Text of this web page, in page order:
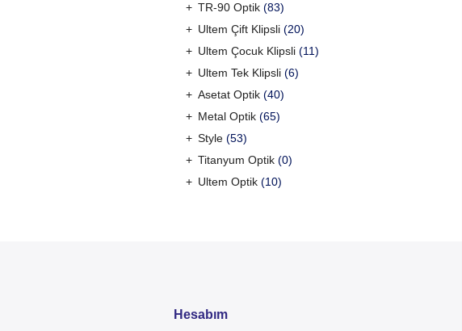
TR-90 Optik (83)
Ultem Çift Klipsli (20)
Ultem Çocuk Klipsli (11)
Ultem Tek Klipsli (6)
Asetat Optik (40)
Metal Optik (65)
Style (53)
Titanyum Optik (0)
Ultem Optik (10)
Hesabım